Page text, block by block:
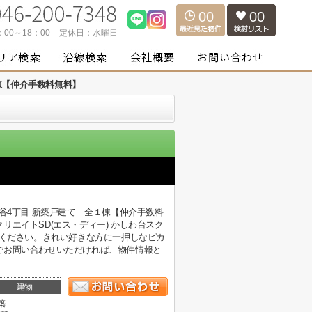
00～18：00 定休日： 水曜日
00 00
仲介手数料無料】
4丁目 新築戸建て 全１棟【仲介手数料
エイトSD(エス・ディー) かしわ台スク
ださい。きれい好きな方に一押しなピカ
問い合わせいただければ、物件情報と
建物